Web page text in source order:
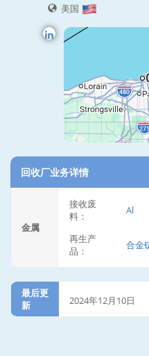
美国
回收厂业务详情
金属
接收废
料：
Al
再生产
品：
合金
最后更
新
2024年12月10日